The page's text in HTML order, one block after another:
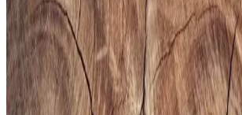
Erkekler için telefon, cüzdan ve eşyaları rahat
sling ve çapraz çantalar, farklı markalar ve
kolaylığı sunuyor. Seçim kriterleri detaylıca
Altınyılz<dı>z Classics Erkek
Kemer İnceleme ve Detaylar